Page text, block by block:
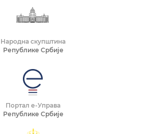
Народна скупштина
Републике Србије
Портал е-Управа
Републике Србије